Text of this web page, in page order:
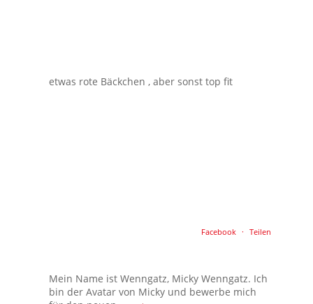
etwas rote Bäckchen , aber sonst top fit
Facebook · Teilen
Mein Name ist Wenngatz, Micky Wenngatz. Ich
bin der Avatar von Micky und bewerbe mich